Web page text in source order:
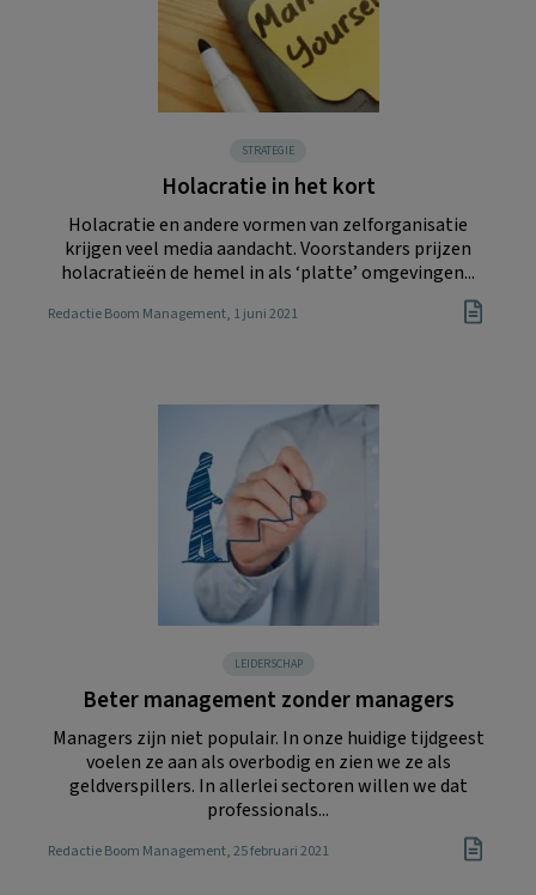
STRATEGIE
Holacratie in het kort
Holacratie en andere vormen van zelforganisatie
krijgen veel media aandacht. Voorstanders prijzen
holacratieën de hemel in als ‘platte’ omgevingen...
Redactie Boom Management, 1 juni 2021
LEIDERSCHAP
Beter management zonder managers
Managers zijn niet populair. In onze huidige tijdgeest
voelen ze aan als overbodig en zien we ze als
geldverspillers. In allerlei sectoren willen we dat
professionals...
Redactie Boom Management, 25 februari 2021